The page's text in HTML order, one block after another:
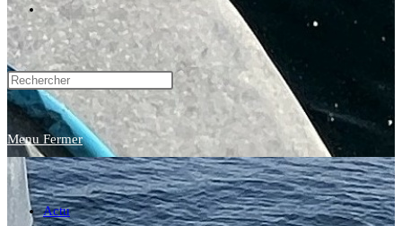
Toggle
website
search
Menu Fermer
Actu